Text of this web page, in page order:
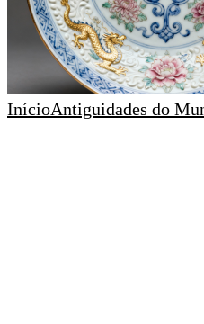
InícioAntiguidades do